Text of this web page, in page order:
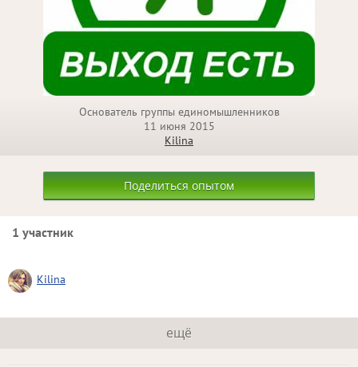
Основатель группы единомышленников
11 июня 2015
Kilina
Поделиться опытом
1 участник
Kilina
ещё